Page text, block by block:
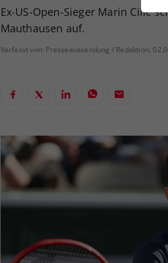
Ex-US-Open-Sieger Marin Cilic
Mauthausen auf.
Verfasst von: Presseaussendung / Redaktion,